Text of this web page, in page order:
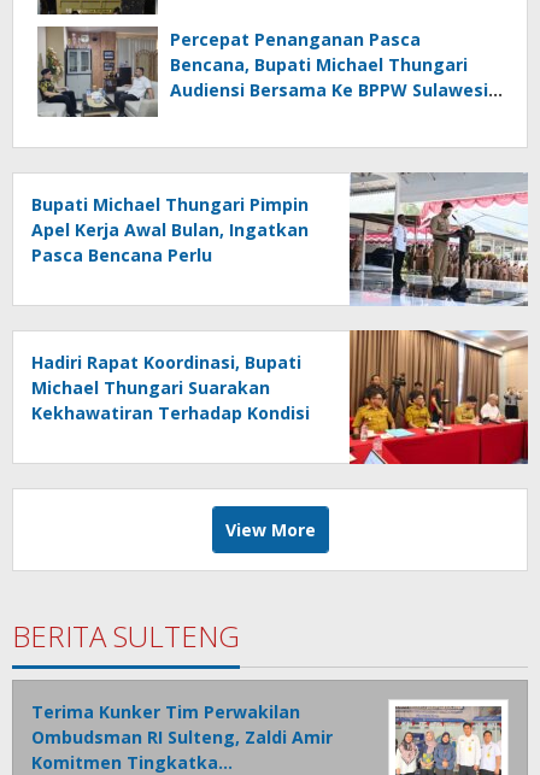
Percepat Penanganan Pasca
Bencana, Bupati Michael Thungari
Audiensi Bersama Ke BPPW Sulawesi
Bupati Michael Thungari Pimpin
Apel Kerja Awal Bulan, Ingatkan
Pasca Bencana Perlu
dan Tetap Berkoordinasi
Hadiri Rapat Koordinasi, Bupati
Michael Thungari Suarakan
Kekhawatiran Terhadap Kondisi
View More
BERITA SULTENG
Terima Kunker Tim Perwakilan
Ombudsman RI Sulteng, Zaldi Amir
Komitmen Tingkatka…